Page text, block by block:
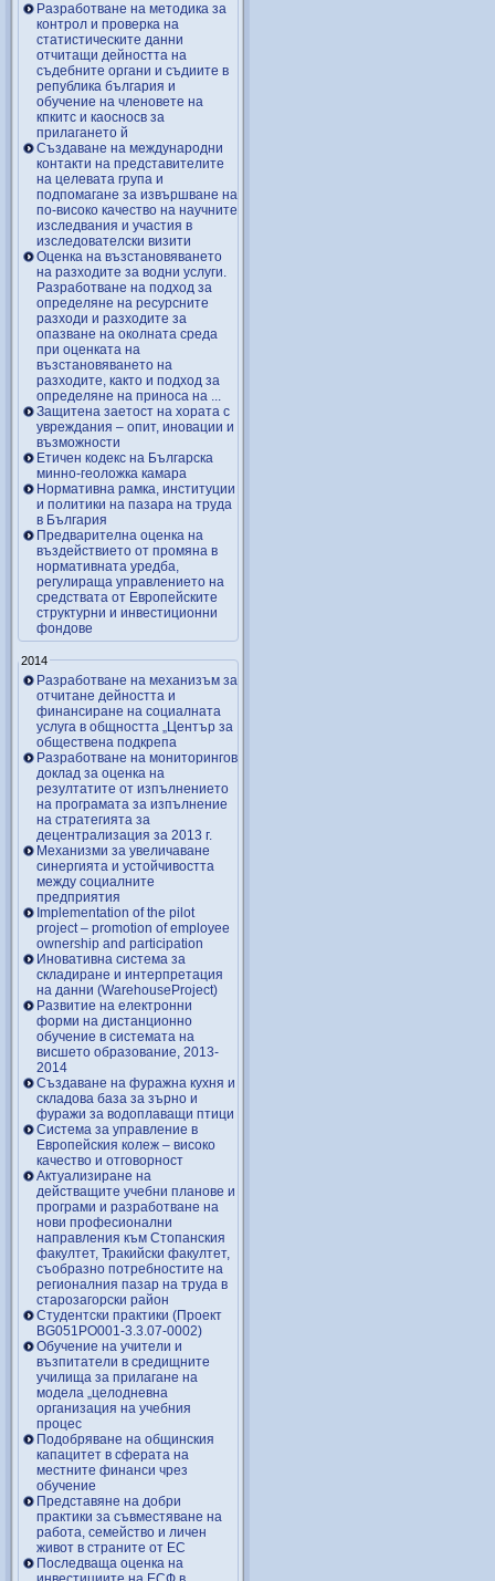
Разработване на методика за
контрол и проверка на
статистическите данни
отчитащи дейността на
съдебните органи и съдиите в
република българия и
обучение на членовете на
кпкитс и каосносв за
прилагането й
Създаване на международни
контакти на представителите
на целевата група и
подпомагане за извършване на
по-високо качество на научните
изследвания и участия в
изследователски визити
Оценка на възстановяването
на разходите за водни услуги.
Разработване на подход за
определяне на ресурсните
разходи и разходите за
опазване на околната среда
при оценката на
възстановяването на
разходите, както и подход за
определяне на приноса на ...
Защитена заетост на хората с
увреждания – опит, иновации и
възможности
Етичен кодекс на Българска
минно-геоложка камара
Нормативна рамка, институции
и политики на пазара на труда
в България
Предварителна оценка на
въздействието от промяна в
нормативната уредба,
регулираща управлението на
средствата от Европейските
структурни и инвестиционни
фондове
2014
Разработване на механизъм за
отчитане дейността и
финансиране на социалната
услуга в общността „Център за
обществена подкрепа
Разработване на мониторингов
доклад за оценка на
резултатите от изпълнението
на програмата за изпълнение
на стратегията за
децентрализация за 2013 г.
Механизми за увеличаване
синергията и устойчивостта
между социалните
предприятия
Implementation of the pilot
project – promotion of employee
ownership and participation
Иновативна система за
складиране и интерпретация
на данни (WarehouseProject)
Развитие на електронни
форми на дистанционно
обучение в системата на
висшето образование, 2013-
2014
Създаване на фуражна кухня и
складова база за зърно и
фуражи за водоплаващи птици
Система за управление в
Европейския колеж – високо
качество и отговорност
Актуализиране на
действащите учебни планове и
програми и разработване на
нови професионални
направления към Стопанския
факултет, Тракийски факултет,
съобразно потребностите на
регионалния пазар на труда в
старозагорски район
Студентски практики (Проект
BG051PO001-3.3.07-0002)
Обучение на учители и
възпитатели в средищните
училища за прилагане на
модела „целодневна
организация на учебния
процес
Подобряване на общинския
капацитет в сферата на
местните финанси чрез
обучение
Представяне на добри
практики за съвместяване на
работа, семейство и личен
живот в страните от ЕС
Последваща оценка на